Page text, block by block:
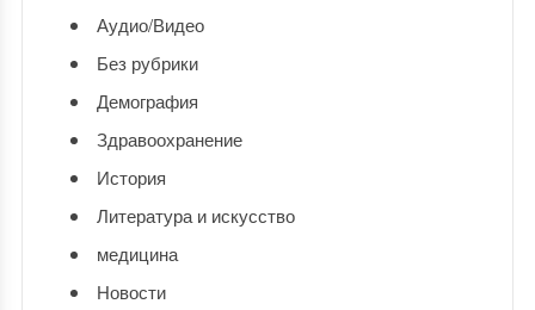
Аудио/Видео
Без рубрики
Демография
Здравоохранение
История
Литература и искусство
медицина
Новости